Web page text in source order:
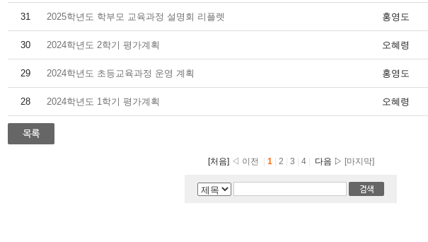
31 2025학년도 학부모 교육과정 설명회 리플렛 홍영도
30 2024학년도 2학기 평가계획 오혜령
29 2024학년도 초등교육과정 운영 계획 홍영도
28 2024학년도 1학기 평가계획 오혜령
[처음] ◁ 이전 1 2 3 4 다음 ▷ [마지막]